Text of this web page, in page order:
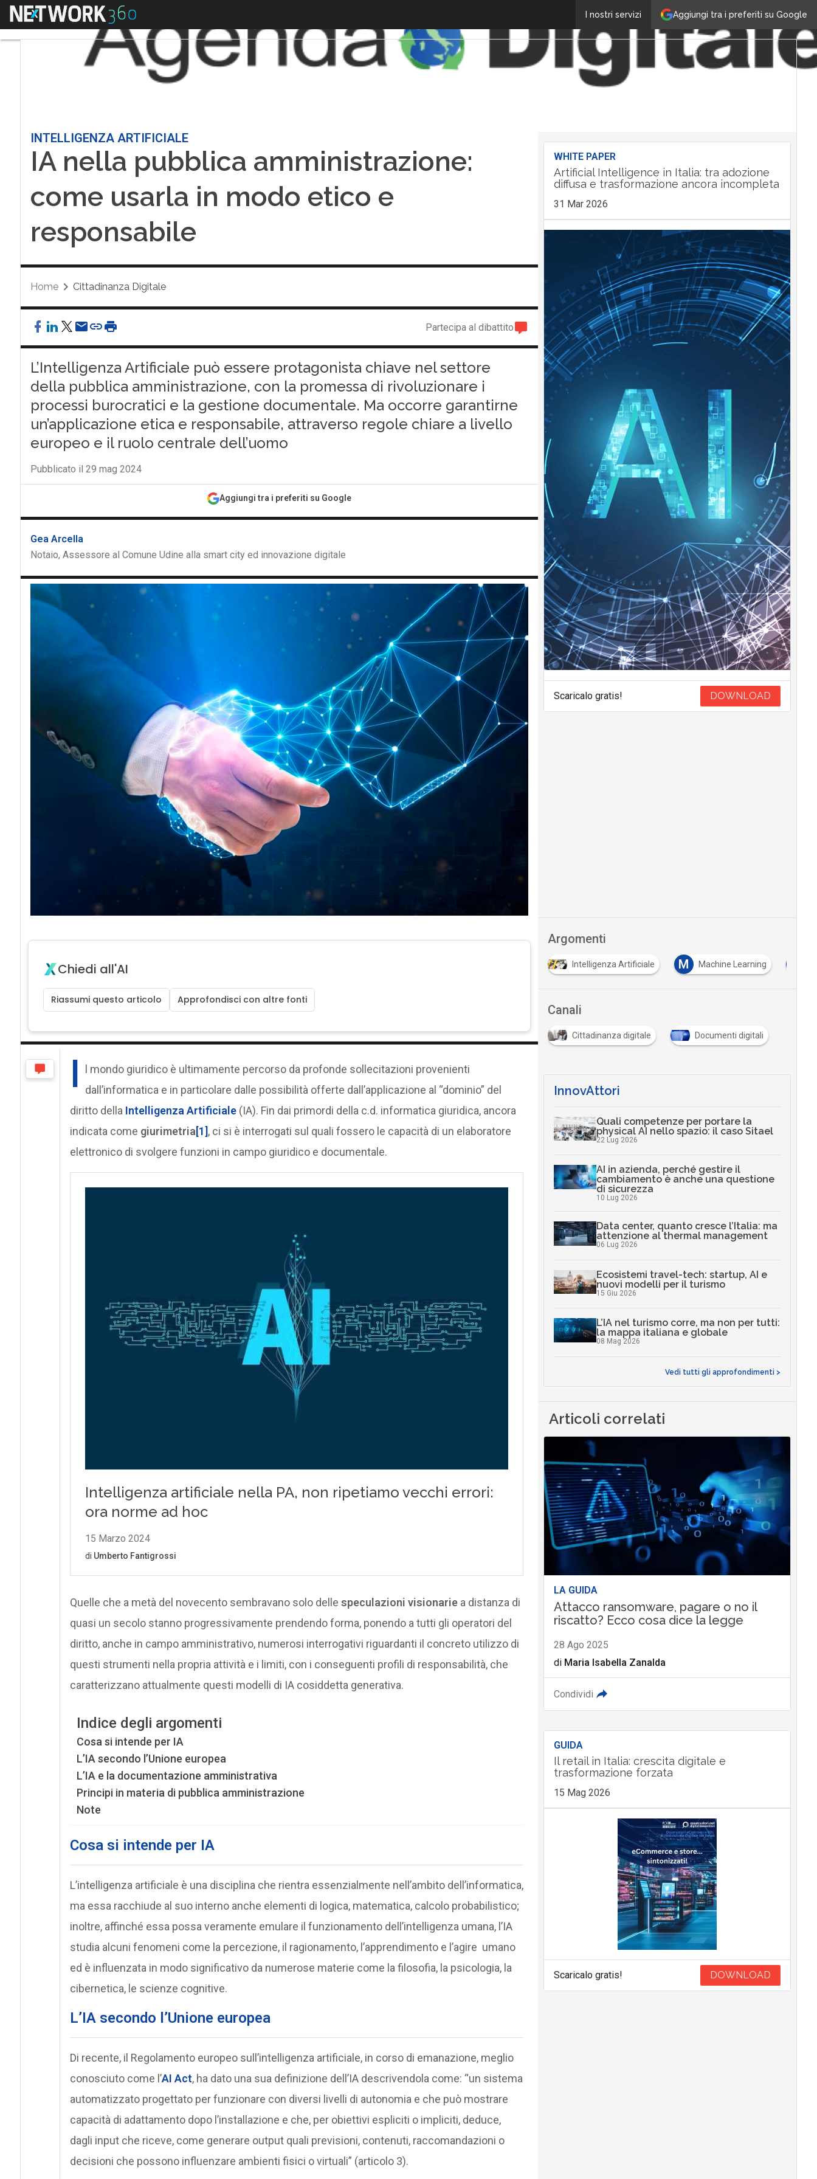
Aggiungi tra i preferiti su Google
I nostri servizi
Menu
INTELLIGENZA ARTIFICIALE
IA nella pubblica amministrazione:
come usarla in modo etico e
responsabile
Home Cittadinanza Digitale
Partecipa al dibattito
L’Intelligenza Artificiale può essere protagonista chiave nel settore
della pubblica amministrazione, con la promessa di rivoluzionare i
processi burocratici e la gestione documentale. Ma occorre garantirne
un’applicazione etica e responsabile, attraverso regole chiare a livello
europeo e il ruolo centrale dell’uomo
Pubblicato il 29 mag 2024
Aggiungi tra i preferiti su Google
Gea Arcella
Notaio, Assessore al Comune Udine alla smart city ed innovazione digitale
Chiedi all'AI
Riassumi questo articolo Approfondisci con altre fonti
I
l mondo giuridico è ultimamente percorso da profonde sollecitazioni provenienti
dall’informatica e in particolare dalle possibilità offerte dall’applicazione al “dominio” del
diritto dellaIntelligenza Artificiale(IA). Fin dai primordi della c.d. informatica giuridica, ancora
indicata come giurimetria[1], ci si è interrogati sul quali fossero le capacità di un elaboratore
elettronico di svolgere funzioni in campo giuridico e documentale.
Quelle che a metà del novecento sembravano solo delle speculazioni visionariea distanza di
quasi un secolo stanno progressivamente prendendo forma, ponendo a tutti gli operatori del
diritto, anche in campo amministrativo, numerosi interrogativi riguardanti il concreto utilizzo di
questi strumenti nella propria attività e i limiti, con i conseguenti profili di responsabilità, che
caratterizzano attualmente questi modelli di IA cosiddetta generativa.
Indice degli argomenti
Cosa si intende per IA
L’IA secondo l’Unione europea
L’IA e la documentazione amministrativa
Principi in materia di pubblica amministrazione
Note
Cosa si intende per IA
L’intelligenza artificiale è una disciplina che rientra essenzialmente nell’ambito dell’informatica,
ma essa racchiude al suo interno anche elementi di logica, matematica, calcolo probabilistico;
inoltre, affinché essa possa veramente emulare il funzionamento dell’intelligenza umana, l’IA
studia alcuni fenomeni come la percezione, il ragionamento, l’apprendimento e l’agire umano
ed è influenzata in modo significativo da numerose materie come la filosofia, la psicologia, la
cibernetica, le scienze cognitive.
L’IA secondo l’Unione europea
Di recente, il Regolamento europeo sull’intelligenza artificiale, in corso di emanazione, meglio
conosciuto come l’AI Act, ha dato una sua definizione dell’IA descrivendola come: “un sistema
automatizzato progettato per funzionare con diversi livelli di autonomia e che può mostrare
capacità di adattamento dopo l’installazione e che, per obiettivi espliciti o impliciti, deduce,
dagli input che riceve, come generare output quali previsioni, contenuti, raccomandazioni o
decisioni che possono influenzare ambienti fisici o virtuali” (articolo 3).
WHITE PAPER
Artificial Intelligence in Italia: tra adozione
diffusa e trasformazione ancora incompleta
31 Mar 2026
Scaricalo gratis! DOWNLOAD
Argomenti
Intelligenza Artificiale M Machine Learning
Canali
Cittadinanza digitale Documenti digitali
InnovAttori
Quali competenze per portare la
physical AI nello spazio: il caso Sitael
22 Lug 2026
AI in azienda, perché gestire il
cambiamento è anche una questione
di sicurezza
10 Lug 2026
Data center, quanto cresce l’Italia: ma
attenzione al thermal management
06 Lug 2026
Ecosistemi travel-tech: startup, AI e
nuovi modelli per il turismo
15 Giu 2026
L’IA nel turismo corre, ma non per tutti:
la mappa italiana e globale
08 Mag 2026
Vedi tutti gli approfondimenti >
Articoli correlati
LA GUIDA
Attacco ransomware, pagare o no il
riscatto? Ecco cosa dice la legge
28 Ago 2025
di Maria Isabella Zanalda
Condividi
GUIDA
Il retail in Italia: crescita digitale e
trasformazione forzata
15 Mag 2026
Scaricalo gratis! DOWNLOAD